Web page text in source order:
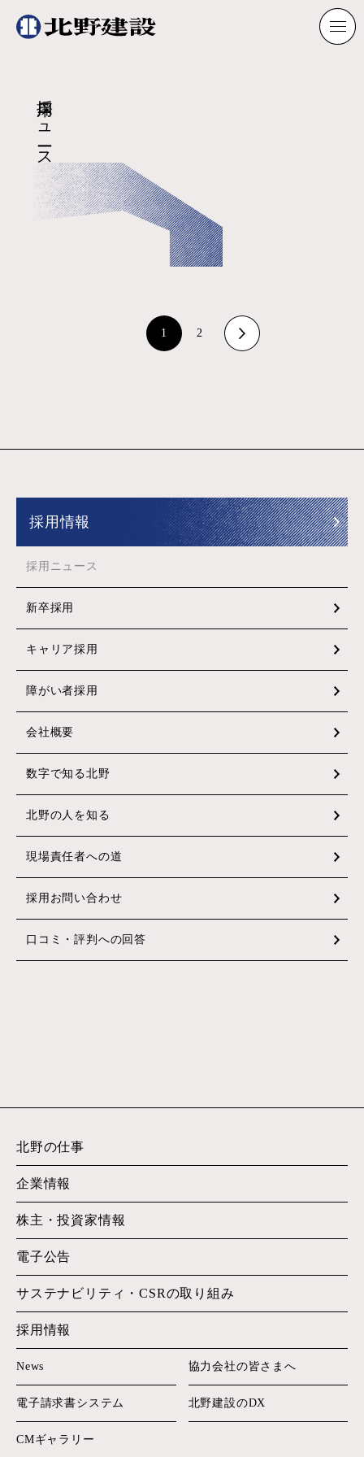
採用ニュース
1 2
採用情報
採用ニュース
新卒採用
キャリア採用
障がい者採用
会社概要
数字で知る北野
北野の人を知る
現場責任者への道
採用お問い合わせ
口コミ・評判への回答
北野の仕事
企業情報
株主・投資家情報
電子公告
サステナビリティ・CSRの取り組み
採用情報
News 協力会社の皆さまへ
電子請求書システム 北野建設のDX
CMギャラリー